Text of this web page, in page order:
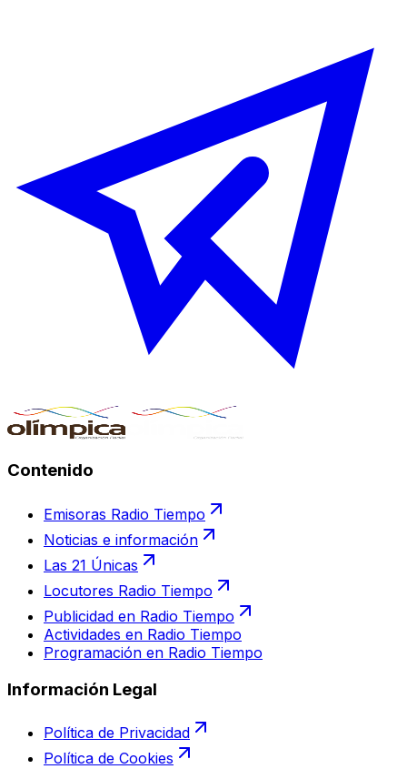
Contenido
Emisoras Radio Tiempo
Noticias e información
Las 21 Únicas
Locutores Radio Tiempo
Publicidad en Radio Tiempo
Actividades en Radio Tiempo
Programación en Radio Tiempo
Información Legal
Política de Privacidad
Política de Cookies